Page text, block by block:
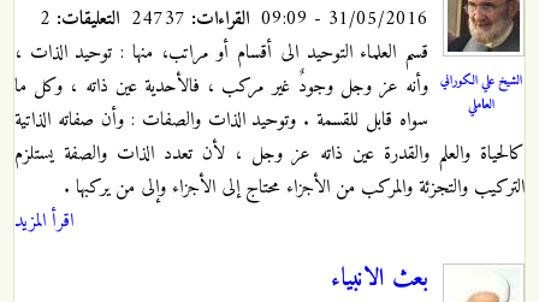
الشيخ علي الكوراني
العاملي
31/05/2016 - 09:09 القراءات: التعليقات:
قسم العلماء التوحيد الى أقسام أو مراتب، منها : توحيد الذات ،
وأنه عز وجل وجودٌ غير مركب ، فالأحدية عين ذاته ، وكل ما
سواه قابل للقسمة . وتوحيد الذات والصفات : وأن صفاته الذاتية
كالحياة والعلم والقدرة عين ذاته عز وجل ، لأن تعدد الذات والصفة يستلزم
التركيب والتجزئة والمركب من الأجزاء محتاج إلى الأجزاء وإلى من يركبها .
اقرأ المزيد
بعث الانبياء